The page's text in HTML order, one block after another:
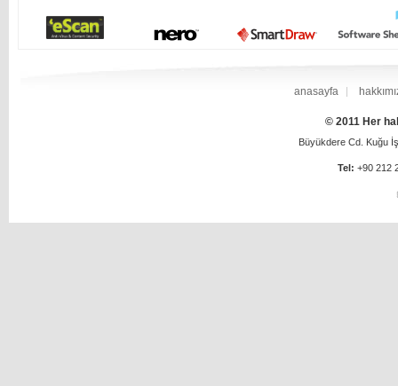
anasayfa
© 2011 Her
Büyükdere Cd. Kuğu
Tel: +90 212